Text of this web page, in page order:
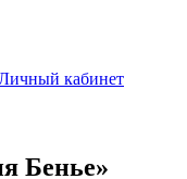
кабинет
Бенье»